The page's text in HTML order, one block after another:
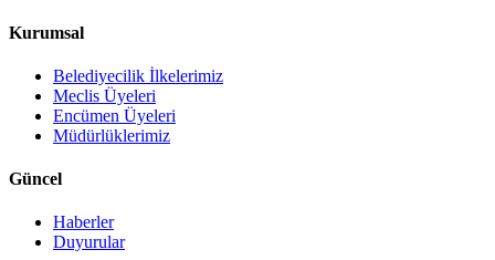
Kurumsal
Belediyecilik İlkelerimiz
Meclis Üyeleri
Encümen Üyeleri
Müdürlüklerimiz
Güncel
Haberler
Duyurular